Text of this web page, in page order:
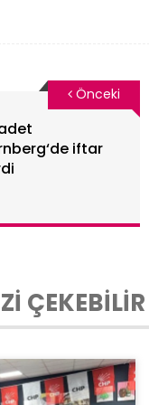
iftar
Önceki
ÇEKEBİLİR